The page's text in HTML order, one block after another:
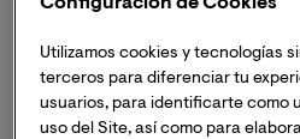
surge en los adultos mayores,
poblacional más afectado por
embargo, miles de personas
Utilizamos cookies y tecnologías
terceros para diferenciar tu
usuarios, para identificarte como
uso del Site, así como para